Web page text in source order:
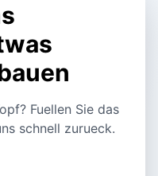
Fuellen Sie das
schnell zurueck.